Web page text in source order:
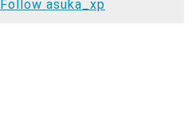
Follow asuka_xp